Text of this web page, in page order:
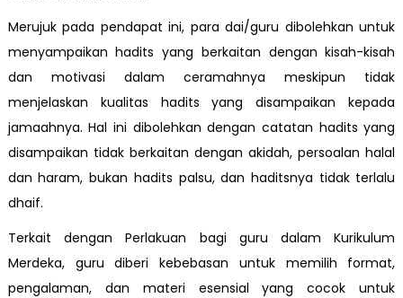
Merujuk pada pendapat ini, para dai/guru dibolehkan untuk
menyampaikan hadits yang berkaitan dengan kisah-kisah
dan motivasi dalam ceramahnya meskipun tidak
menjelaskan kualitas hadits yang disampaikan kepada
jamaahnya. Hal ini dibolehkan dengan catatan hadits yang
disampaikan tidak berkaitan dengan akidah, persoalan halal
dan haram, bukan hadits palsu, dan haditsnya tidak terlalu
dhaif.
Terkait dengan Perlakuan bagi guru dalam Kurikulum
Merdeka, guru diberi kebebasan untuk memilih format,
pengalaman, dan materi esensial yang cocok untuk